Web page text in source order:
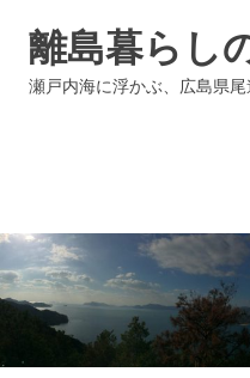
ッ
プ
離島暮らし
瀬戸内海に浮かぶ、広島県